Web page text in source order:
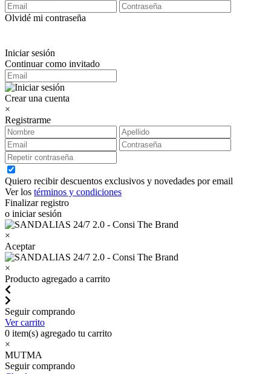
Olvidé mi contraseña
Iniciar sesión
Continuar como invitado
Crear una cuenta
×
Registrarme
Quiero recibir descuentos exclusivos y novedades por email
Ver los términos y condiciones
Finalizar registro
o iniciar sesión
×
Aceptar
×
Producto agregado a carrito
Seguir comprando
Ver carrito
0 item(s) agregado tu carrito
×
MUTMA
Seguir comprando